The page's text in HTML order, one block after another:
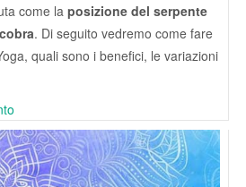
come la posizione del serpente
. Di seguito vedremo come fare
quali sono i benefici, le variazioni